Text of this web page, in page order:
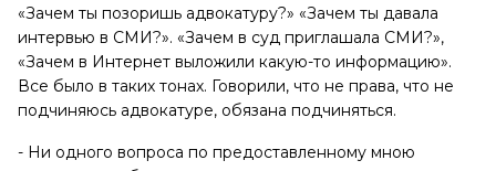
«Зачем ты позоришь адвокатуру?» «Зачем ты давала
интервью в СМИ?». «Зачем в суд приглашала СМИ?»,
«Зачем в Интернет выложили какую-то информацию».
Все было в таких тонах. Говорили, что не права, что не
подчиняюсь адвокатуре, обязана подчиняться.
- Ни одного вопроса по предоставленному мною